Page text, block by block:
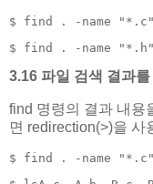
$ find . -name
$ find . -name
3.16 파일 검색 결과
find 명령의 결과 내용
면 redirection(>)을 사
$ find . -name